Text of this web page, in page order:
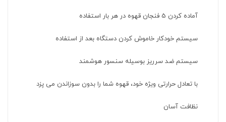
آماده کردن 5 فنجان قهوه در هر بار استفاده
سیستم خودکار خاموش کردن دستگاه بعد از استفاده
سیستم ضد سرریز بوسیله سنسور هوشمند
با تعادل حرارتی ویژه خود، قهوه شما را بدون سوزاندن می پزد
نظافت آسان